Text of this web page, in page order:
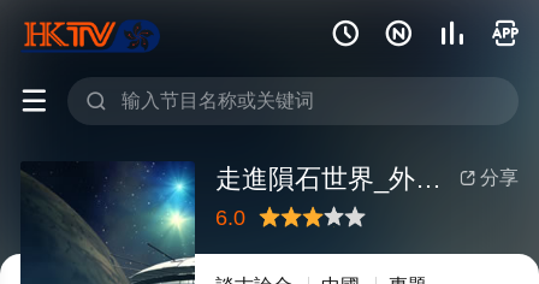
   
 
 分享
走進隕石世界_外星人
6.0
很差較差
還行推薦力薦